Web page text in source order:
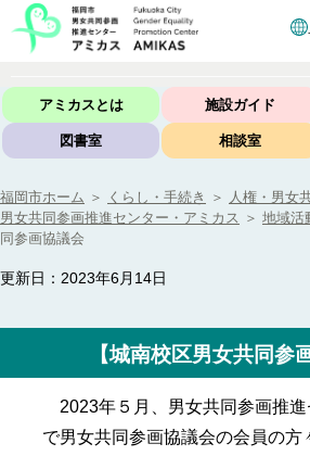
アミカスとは 施設ガイド
図書室 相談室
福岡市ホーム ＞ くらし・手続き ＞ 人権・男女
男女共同参画推進センター・アミカス ＞ 地域活
同参画協議会
更新日：2023年6月14日
【城南校区男女共同参
2023年５月、男女共同参画推進
で男女共同参画協議会の会員の方